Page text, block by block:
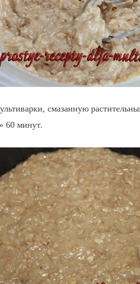
смазанную
60 минут.